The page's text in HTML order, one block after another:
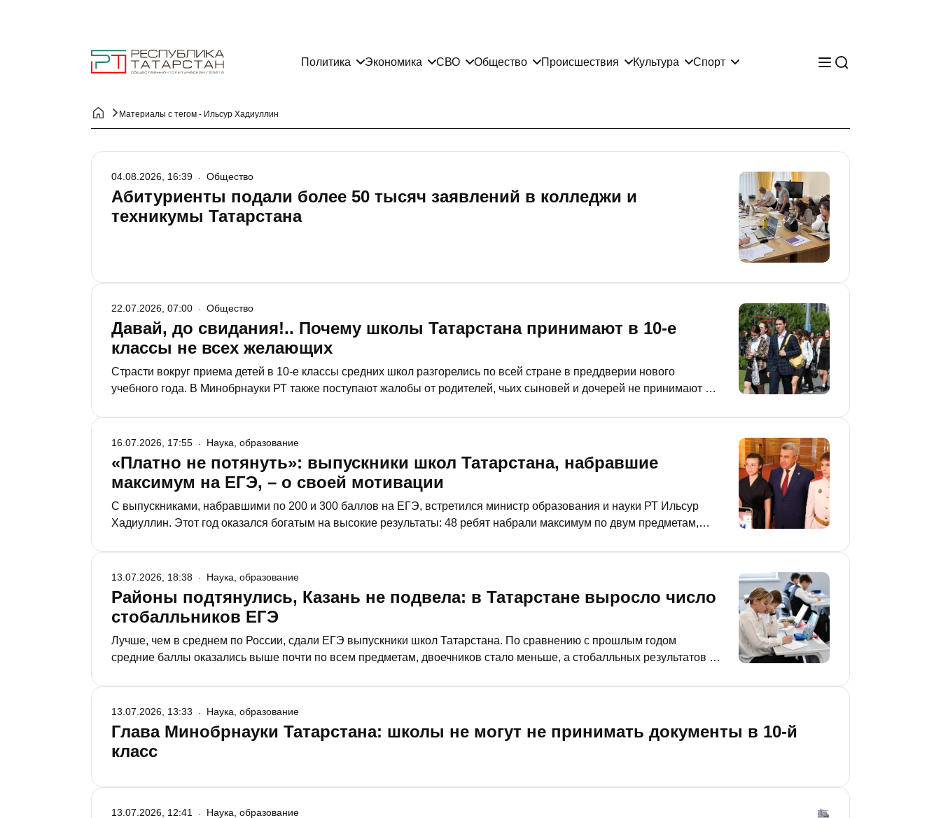
Политика Экономика СВО Общество Происшествия Культура Спорт
Материалы с тегом - Ильсур Хадиуллин
Абитуриенты подали более 50 тысяч заявлений в колледжи и
техникумы Татарстана
04.08.2026, 16:39 Общество
Давай, до свидания!.. Почему школы Татарстана принимают в 10-е
классы не всех желающих
Страсти вокруг приема детей в 10-е классы средних школ разгорелись по всей стране в преддверии нового
учебного года. В Минобрнауки РТ также поступают жалобы от родителей, чьих сыновей и дочерей не принимают в
продолжить образование.
22.07.2026, 07:00 Общество
«Платно не потянуть»: выпускники школ Татарстана, набравшие
максимум на ЕГЭ, – о своей мотивации
С выпускниками, набравшими по 200 и 300 баллов на ЕГЭ, встретился министр образования и науки РТ Ильсур
Хадиуллин. Этот год оказался богатым на высокие результаты: 48 ребят набрали максимум по двум предметам,
они собираются поступать.
16.07.2026, 17:55 Наука, образование
Районы подтянулись, Казань не подвела: в Татарстане выросло число
стобалльников ЕГЭ
Лучше, чем в среднем по России, сдали ЕГЭ выпускники школ Татарстана. По сравнению с прошлым годом
средние баллы оказались выше почти по всем предметам, двоечников стало меньше, а стобалльных результатов –
брифинге в Кабмине РТ министр образования и науки республики Ильсур Хадиуллин.
13.07.2026, 18:38 Наука, образование
Глава Минобрнауки Татарстана: школы не могут не принимать документы в 10-й
класс
13.07.2026, 13:33 Наука, образование
13.07.2026, 12:41 Наука, образование